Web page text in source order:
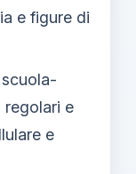
e figure di
regolari e
e